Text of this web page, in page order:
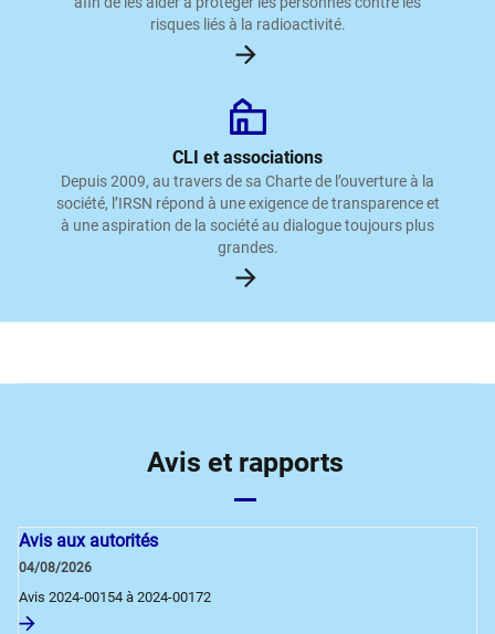
risques liés à la radioactivité.
CLI et associations
Depuis 2009, au travers de sa Charte de l’ouverture à la
société, l’IRSN répond à une exigence de transparence et
à une aspiration de la société au dialogue toujours plus
grandes.
Avis et rapports
Avis aux autorités
04/08/2026
Avis 2024-00154 à 2024-00172